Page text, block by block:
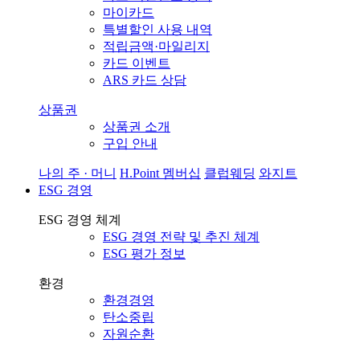
마이카드
특별할인 사용 내역
적립금액·마일리지
카드 이벤트
ARS 카드 상담
상품권
상품권 소개
구입 안내
나의 주 · 머니 H.Point 멤버십 클럽웨딩 와지트
ESG 경영
ESG 경영 체계
ESG 경영 전략 및 추진 체계
ESG 평가 정보
환경
환경경영
탄소중립
자원순환